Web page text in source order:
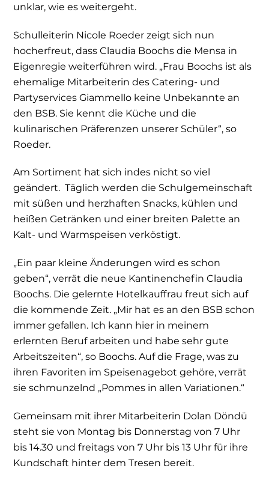
unklar, wie es weitergeht.
Schulleiterin Nicole Roeder zeigt sich nun
hocherfreut, dass Claudia Boochs die Mensa in
Eigenregie weiterführen wird. „Frau Boochs ist als
ehemalige Mitarbeiterin des Catering- und
Partyservices Giammello keine Unbekannte an
den BSB. Sie kennt die Küche und die
kulinarischen Präferenzen unserer Schüler“, so
Roeder.
Am Sortiment hat sich indes nicht so viel
geändert. Täglich werden die Schulgemeinschaft
mit süßen und herzhaften Snacks, kühlen und
heißen Getränken und einer breiten Palette an
Kalt- und Warmspeisen verköstigt.
„Ein paar kleine Änderungen wird es schon
geben“, verrät die neue Kantinenchefin Claudia
Boochs. Die gelernte Hotelkauffrau freut sich auf
die kommende Zeit. „Mir hat es an den BSB schon
immer gefallen. Ich kann hier in meinem
erlernten Beruf arbeiten und habe sehr gute
Arbeitszeiten“, so Boochs. Auf die Frage, was zu
ihren Favoriten im Speisenagebot gehöre, verrät
sie schmunzelnd „Pommes in allen Variationen.“
Gemeinsam mit ihrer Mitarbeiterin Dolan Döndü
steht sie von Montag bis Donnerstag von 7 Uhr
bis 14.30 und freitags von 7 Uhr bis 13 Uhr für ihre
Kundschaft hinter dem Tresen bereit.